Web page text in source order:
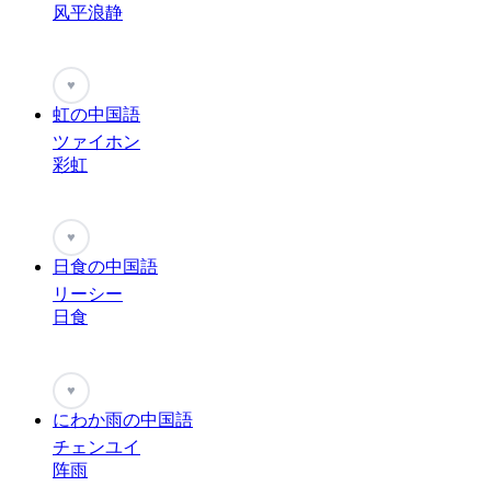
风平浪静
♥
虹の中国語
ツァイホン
彩虹
♥
日食の中国語
リーシー
日食
♥
にわか雨の中国語
チェンユイ
阵雨